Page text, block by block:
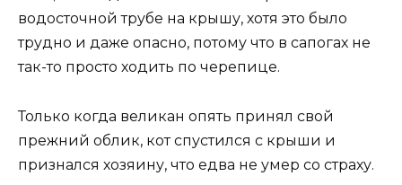
водосточной трубе на крышу, хотя это было
трудно и даже опасно, потому что в сапогах не
так-то просто ходить по черепице.
Только когда великан опять принял свой
прежний облик, кот спустился с крыши и
признался хозяину, что едва не умер со страху.